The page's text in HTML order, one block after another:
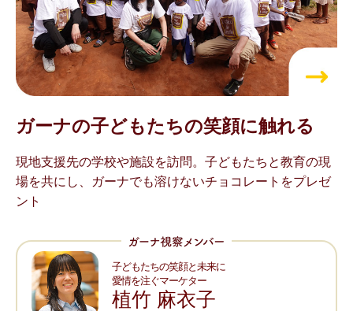
ガーナの⼦どもたちの笑顔に触れる
現地支援先の学校や施設を訪問。子どもたちと教育の現
場を共にし、ガーナでも溶けないチョコレートをプレゼ
ント
子どもたちの笑顔と未来に
愛情を注ぐマーケター
植竹 麻衣子